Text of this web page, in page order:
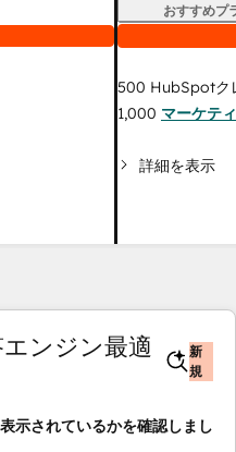
おすすめプ
500 HubSpotク
1,000 マーケテ
詳細を表示
ンジン最適
新
規
示されているかを確認しまし